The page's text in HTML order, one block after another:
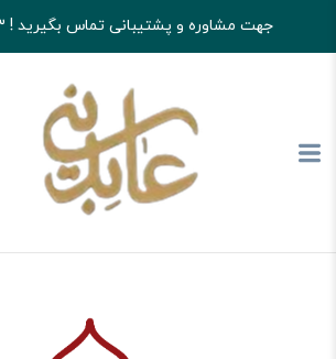
جهت مشاوره و پشتیبانی تماس بگیرید ! 03537249913
آجیل و خشکبار عابدینی خرید آجیل پسته پسته اکبری